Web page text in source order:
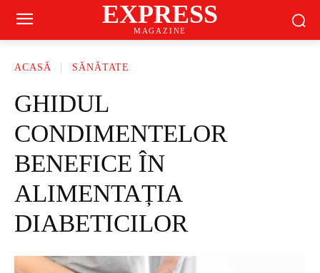
EXPRESS
MAGAZINE
ACASĂ SĂNĂTATE
GHIDUL
CONDIMENTELOR
BENEFICE ÎN
ALIMENTAȚIA
DIABETICILOR